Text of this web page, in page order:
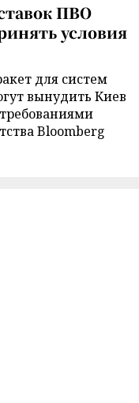
ПВО
условия
для систем
вынудить Киев
Bloomberg